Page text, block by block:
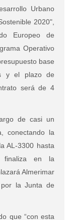
Urbano
2020",
Europeo de
Operativo
base
y el plazo de
será de 4
de casi un
conectando la
AL-3300 hasta
finaliza en la
Almerimar
la Junta de
que “con esta